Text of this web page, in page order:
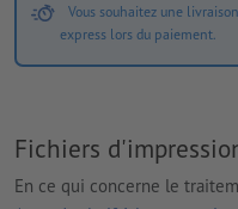
Vous souhaitez une
express lors du paiement.
Fichiers
En ce qui concerne le